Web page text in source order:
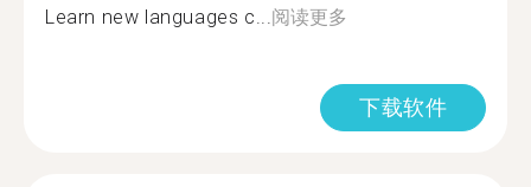
Learn new languages c...阅读更多
下载软件